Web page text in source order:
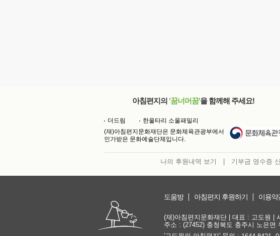
아침편지의 '꿈너머꿈'을 함께해 주세요!
더드림
한울타리 소울패밀리
(재)아침편지문화재단은 문화체육관광부에서
인가받은 문화예술단체입니다.
나의 후원내역 보기 기부금 영수증
도움방 아침편지 후원하기 이용약
(재)아침편지문화재단 | 대표 : 고도원 |
주소 : (27452) 충청북도 충주시 노은면